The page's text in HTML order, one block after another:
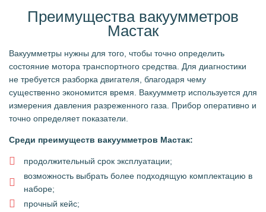
Преимущества вакуумметров
Мастак
Вакуумметры нужны для того, чтобы точно определить
состояние мотора транспортного средства. Для диагностики
не требуется разборка двигателя, благодаря чему
существенно экономится время. Вакуумметр используется для
измерения давления разреженного газа. Прибор оперативно и
точно определяет показатели.
Среди преимуществ вакуумметров Мастак:
продолжительный срок эксплуатации;
возможность выбрать более подходящую комплектацию в
наборе;
прочный кейс;